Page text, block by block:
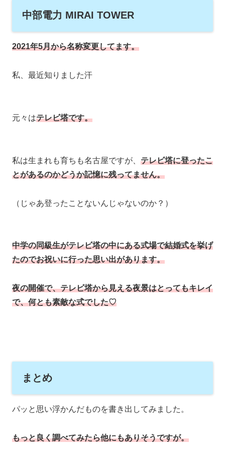
中部電力 MIRAI TOWER
2021年5月から名称変更してます。
私、最近知りました汗
元々はテレビ塔です。
私は生まれも育ちも名古屋ですが、 テレビ塔に登ったこ
とがあるのかどうか記憶に残ってません。
（じゃあ登ったことないんじゃないのか？）
中学の同級生がテレビ塔の中にある式場で結婚式を挙げ
たのでお祝いに行った思い出があります。
夜の開催で、テレビ塔から見える夜景はとってもキレイ
で、何とも素敵な式でした♡
まとめ
パッと思い浮かんだものを書き出してみました。
もっと良く調べてみたら他にもありそうですが。